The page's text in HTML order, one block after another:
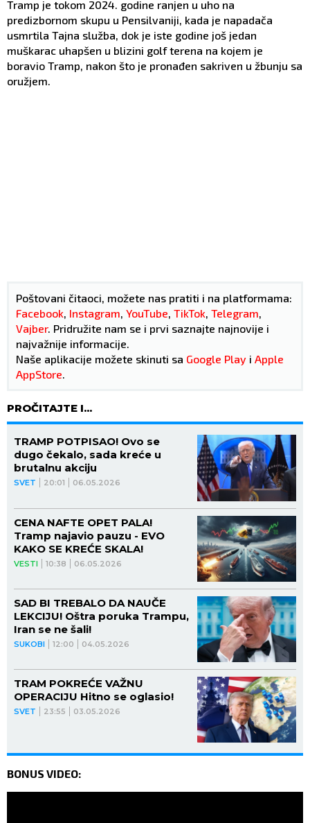
Tramp je tokom 2024. godine ranjen u uho na
predizbornom skupu u Pensilvaniji, kada je napadača
usmrtila Tajna služba, dok je iste godine još jedan
muškarac uhapšen u blizini golf terena na kojem je
boravio Tramp, nakon što je pronađen sakriven u žbunju sa
oružjem.
Poštovani čitaoci, možete nas pratiti i na platformama:
Facebook, Instagram, YouTube, TikTok, Telegram,
Vajber. Pridružite nam se i prvi saznajte najnovije i
najvažnije informacije.
Naše aplikacije možete skinuti sa Google Play i Apple
AppStore.
PROČITAJTE I...
SVET 20:01 06.05.2026
TRAMP POTPISAO! Ovo se
dugo čekalo, sada kreće u
brutalnu akciju
VESTI 10:38 06.05.2026
CENA NAFTE OPET PALA!
Tramp najavio pauzu - EVO
KAKO SE KREĆE SKALA!
SUKOBI 12:00 04.05.2026
SAD BI TREBALO DA NAUČE
LEKCIJU! Oštra poruka Trampu,
Iran se ne šali!
SVET 23:55 03.05.2026
TRAM POKREĆE VAŽNU
OPERACIJU Hitno se oglasio!
BONUS VIDEO: